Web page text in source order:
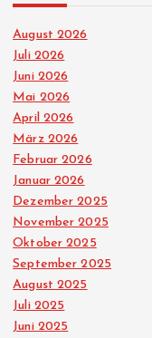
August 2026
Juli 2026
Juni 2026
Mai 2026
April 2026
März 2026
Februar 2026
Januar 2026
Dezember 2025
November 2025
Oktober 2025
September 2025
August 2025
Juli 2025
Juni 2025